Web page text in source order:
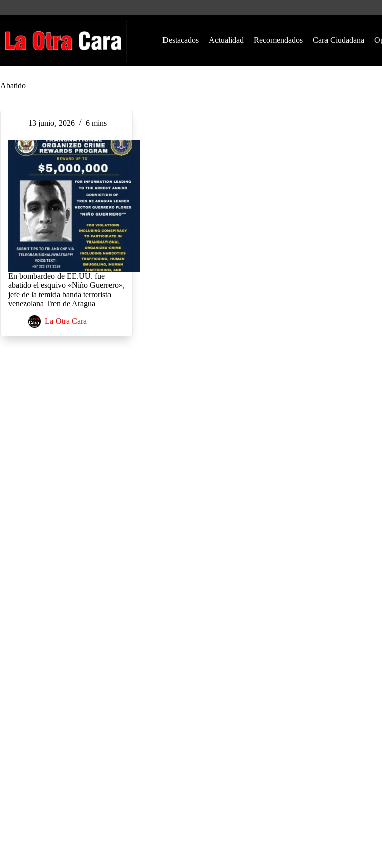
Destacados Actualidad Recomendados Cara Ciudadana
Abatido
13 junio, 2026 6 mins
En bombardeo de EE.UU. fue
abatido el esquivo «Niño Guerrero»,
jefe de la temida banda terrorista
venezolana Tren de Aragua
La Otra Cara